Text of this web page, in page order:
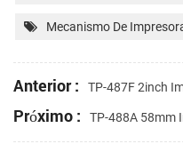
Mecanismo De
Anterior : TP-487F 2inch
Próximo : TP-488A 58mm